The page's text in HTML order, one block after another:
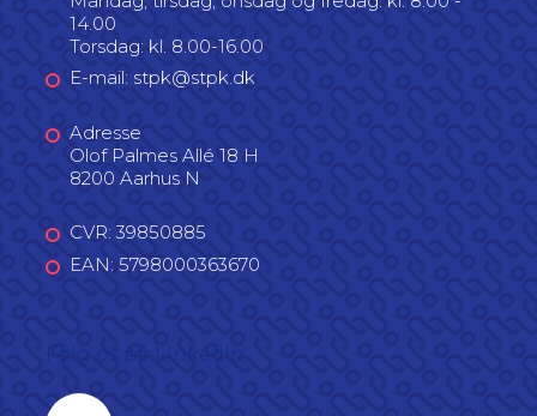
14.00
Torsdag: kl. 8.00-16.00
E-mail: stpk@stpk.dk
Adresse
Olof Palmes Allé 18 H
8200 Aarhus N
CVR: 39850885
EAN: 5798000363670
Linkedin profil